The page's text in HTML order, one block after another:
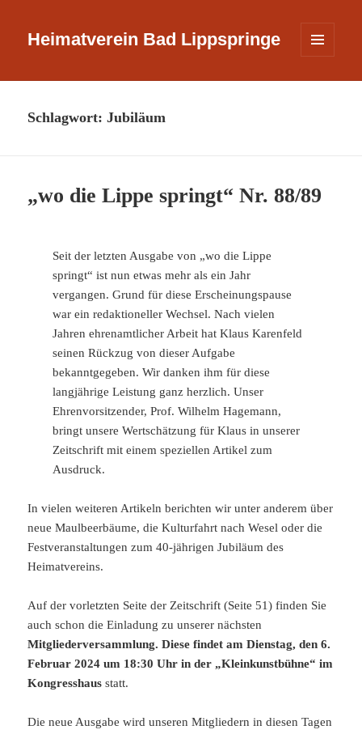
Heimatverein Bad Lippspringe
WIDGETS
Schlagwort:Jubiläum
„wo die Lippe springt“ Nr. 88/89
Seit der letzten Ausgabe von „wo die Lippe
springt“ ist nun etwas mehr als ein Jahr
vergangen. Grund für diese Erscheinungspause
war ein redaktioneller Wechsel. Nach vielen
Jahren ehrenamtlicher Arbeit hat Klaus Karenfeld
seinen Rückzug von dieser Aufgabe
bekanntgegeben. Wir danken ihm für diese
langjährige Leistung ganz herzlich. Unser
Ehrenvorsitzender, Prof. Wilhelm Hagemann,
bringt unsere Wertschätzung für Klaus in unserer
Zeitschrift mit einem speziellen Artikel zum
Ausdruck.
In vielen weiteren Artikeln berichten wir unter anderem über
neue Maulbeerbäume, die Kulturfahrt nach Wesel oder die
Festveranstaltungen zum 40-jährigen Jubiläum des
Heimatvereins.
Auf der vorletzten Seite der Zeitschrift (Seite 51) finden Sie
auch schon die Einladung zu unserer nächsten
Mitgliederversammlung. Diese findet am Dienstag, den 6.
Februar 2024 um 18:30 Uhr in der „Kleinkunstbühne“ im
Kongresshausstatt.
Die neue Ausgabe wird unseren Mitgliedern in diesen Tagen